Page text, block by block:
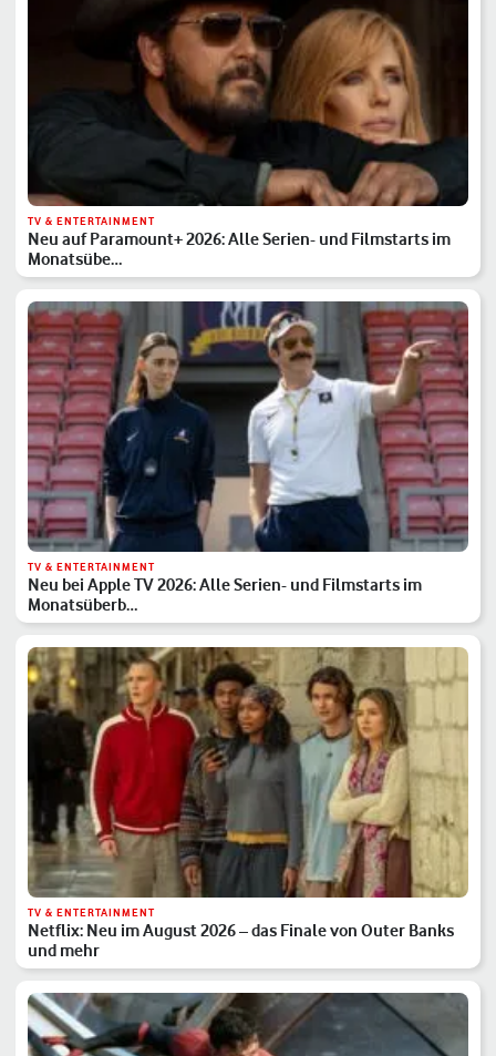
TV & ENTERTAINMENT
Neu auf Paramount+ 2026: Alle Serien- und Filmstarts im
Monatsübe…
TV & ENTERTAINMENT
Neu bei Apple TV 2026: Alle Serien- und Filmstarts im
Monatsüberb…
TV & ENTERTAINMENT
Netflix: Neu im August 2026 – das Finale von Outer Banks
und mehr